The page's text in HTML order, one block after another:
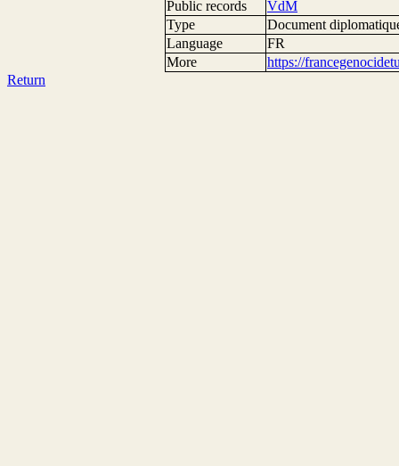
Public records
VdM
Type
Document
Language
FR
More
https://
Return